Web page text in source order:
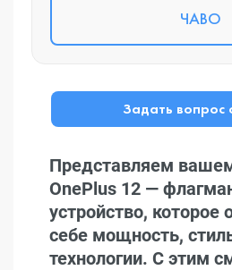
ЧАВО
Задать вопрос
Представляем
OnePlus 12 —
устройство, которое
себе мощность,
технологии. С этим